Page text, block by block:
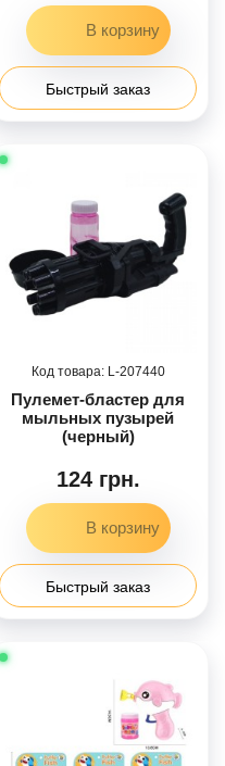
Быстрый заказ
207440
Пулемет-бластер для
мыльных пузырей
(черный)
124 грн.
Быстрый заказ